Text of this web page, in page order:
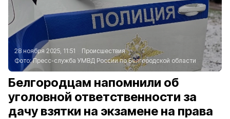
28 ноября 2025, 11:51
Происшествия
Фото:Пресс-служба УМВД России по Белгородской области
Белгородцам напомнили об
уголовной ответственности за
дачу взятки на экзамене на права